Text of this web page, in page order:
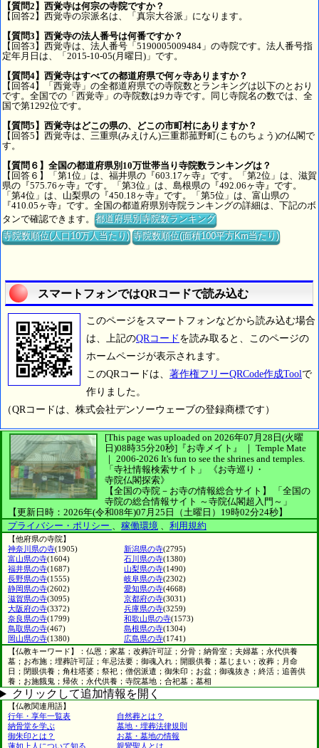
【質問2】西覚寺は何宗の寺院ですか？
【回答2】西覚寺の宗派名は、「真宗大谷派」になります。
【質問3】西覚寺の法人番号は何番ですか？
【回答3】西覚寺は、法人番号「5190005009484」の寺院です。法人番号指
定年月日は、「2015-10-05(月曜日)」です。
【質問4】西覚寺はすべての都道府県で何ヶ寺ありますか？
【回答4】「西覚寺」の全都道府県での寺院数とランキングは以下のとおり
です。全国での「西覚寺」の寺院数は9カ寺です。同じ寺院名の数では、全
国で第1292位です。
【質問5】西覚寺はどこの県の、どこの市町村にありますか？
【回答5】西覚寺は、三重県(みえけん)三重郡菰野町(こものちょう)の仏閣で
す。
【質問６】全国の都道府県別10万世帯当り寺院数ランキングは？
【回答６】「第1位」は、福井県の『603.17ヶ寺』です。「第2位」は、滋賀
県の『575.76ヶ寺』です。「第3位」は、島根県の『492.06ヶ寺』です。
「第4位」は、山梨県の『450.18ヶ寺』です。「第5位」は、富山県の
『410.05ヶ寺』です。全国の都道府県別寺院ランキングの詳細は、下記のボ
タンで確認できます。都道府県別寺院数ランキング
寺院数順位(人口10万人当たり) 寺院数順位(面積100平方Km当たり)
スマートフォンではQRコードで読み込む
このページをスマートフォンなどから読み込む場合
は、上記のQRコード を読み取ると、このページの
ホームページが表示されます。
このQRコードは、 著作権フリーQRCode作成Toolで
作りました。
（QRコードは、株式会社デンソーウェーブの登録商標です）
[This page was uploaded on 2026年07月28日(火曜
日)08時35分20秒] 『お寺メイト』 ｜ Temple Mate
｜ 2006-2026 It's fun to see the shrines and temples.
「寺社情報検索サイト」
《お寺巡り・
寺院仏閣探索》
【全国の寺院－お寺の情報総合サイト】
「全国の
寺院の総合情報サイト ～寺院仏閣超入門～」
【更新日時：2026年(令和08年)07月25日（土曜日）19時02分24秒】
プライバシー・ポリシー 、 稼働環境 、 利用規約
【他府県の寺院】
神奈川県の寺(1905) 新潟県の寺(2795)
富山県の寺(1604) 石川県の寺(1380)
福井県の寺(1687) 山梨県の寺(1490)
長野県の寺(1555) 岐阜県の寺(2302)
静岡県の寺(2602) 愛知県の寺(4668)
滋賀県の寺(3095) 京都府の寺(3031)
大阪府の寺(3372) 兵庫県の寺(3259)
奈良県の寺(1799) 和歌山県の寺(1573)
鳥取県の寺(467) 島根県の寺(1304)
岡山県の寺(1380) 広島県の寺(1741)
【仏教キーワード】：仏恩；家墓；改葬許可証；分骨；納骨室；夫婦墓；永代供養
墓；お布施；埋葬許可証；年忌法要；御魂入れ；開眼供養；墓じまい；改葬；月命
日；閉眼供養；角柱塔婆；祭祀；僧侶派遣；御朱印；お盆；御魂抜き；終活；追善供
養；お施餓鬼；帰依；永代供養；寺院墓地；合祀墓；墓相
クリックして追加情報を開く
【仏教関連用語】
行年・享年一覧表
自然葬とは？
納骨堂を学ぶ
墓地・埋葬法律規則
御朱印とは？
お墓・墓地の情報
蓮如上人について知る
親鸞聖人とは